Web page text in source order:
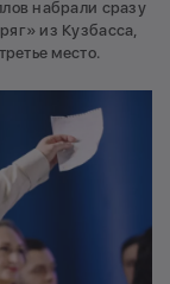
набрали сразу
из Кузбасса,
место.